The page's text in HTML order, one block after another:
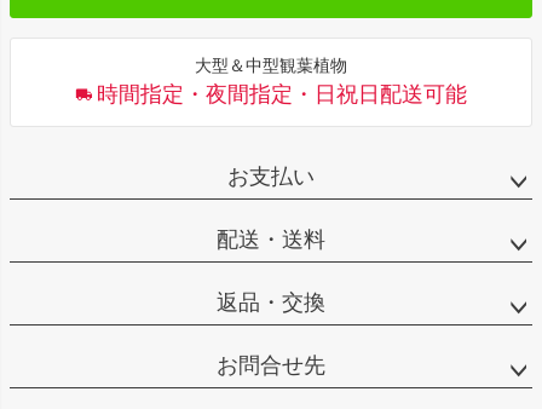
大型＆中型観葉植物
時間指定・夜間指定・日祝日配送可能
お支払い
配送・送料
返品・交換
お問合せ先